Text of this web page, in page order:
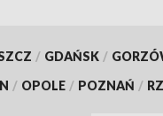
/ GDAŃSK /
/ OPOLE / POZNAŃ /